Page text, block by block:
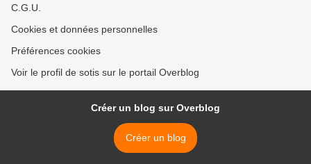
C.G.U.
Cookies et données personnelles
Préférences cookies
Voir le profil de sotis sur le portail Overblog
Créer un blog sur Overblog
Créer un blog